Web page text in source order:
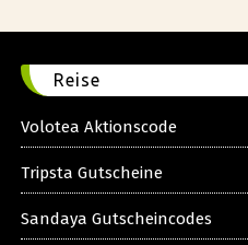
Reise
Volotea Aktionscode
Tripsta Gutscheine
Sandaya Gutscheincodes